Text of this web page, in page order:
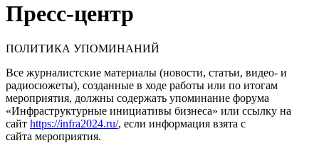
Пресс-центр
ПОЛИТИКА УПОМИНАНИЙ
Все журналистские материалы (новости, статьи, видео- и
радиосюжеты), созданные в ходе работы или по итогам
мероприятия, должны содержать упоминание форума
«Инфраструктурные инициативы бизнеса» или ссылку на
сайт https://infra2024.ru/, если информация взята с
сайта мероприятия.